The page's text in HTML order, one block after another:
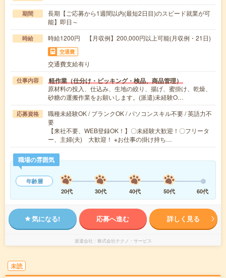
期間
長期【ご応募から1週間以内(最短2日目)のスピード就業が可
能】即日～
時給 時給1200円 【月収例】200,000円以上可能(月収例・21日)
交通費
交通費支給有り
仕事内容 軽作業（仕分け・ピッキング・検品、商品管理）
原材料の投入、仕込み、生地の絞り、揚げ、蜜掛け、乾燥、
砂糖の運搬作業をお願いします。(派遣)未経験O…
応募資格
職種未経験OK / ブランクOK / パソコンスキル不要 / 英語力不
要
【来社不要、WEB登録OK！】〇未経験大歓迎！〇フリータ
ー、主婦(夫) 大歓迎！ ※お仕事の掛け持ち…
職場の雰囲気
年齢層
20代
30代 40代 50代 60代
気になる! 応募へ進む 詳しく見る
派遣会社 株式会社テクノ・サービス
未読